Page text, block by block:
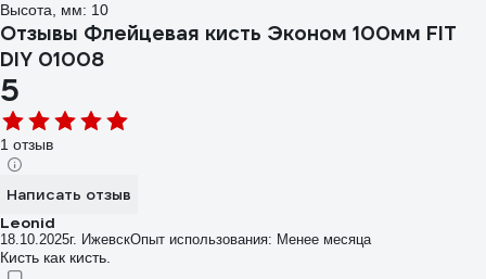
Высота, мм: 10
Отзывы Флейцевая кисть Эконом 100мм FIT
DIY 01008
5
1 отзыв
Написать отзыв
Leonid
18.10.2025г. ИжевскОпыт использования: Менее месяца
Кисть как кисть.